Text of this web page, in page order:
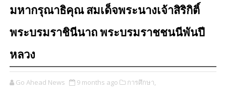
มหากรุณาธิคุณ สมเด็จพระนางเจ้าสิริกิติ์
พระบรมราชินีนาถ พระบรมราชชนนีพันปี
หลวง
Go Ahead News 9 months ago การศึกษา,